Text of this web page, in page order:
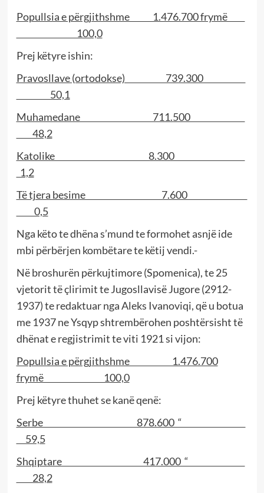
Popullsia e përgjithshme 1.476.700 frymë
100,0
Prej këtyre ishin:
Pravosllave (ortodokse) 739.300
50,1
Muhamedane 711.500
48,2
Katolike 8.300
1,2
Të tjera besime 7.600
0,5
Nga këto te dhëna s’mund te formohet asnjë ide
mbi përbërjen kombëtare te këtij vendi.-
Në broshurën përkujtimore (Spomenica), te 25
vjetorit të çlirimit te Jugosllavisë Jugore (2912-
1937) te redaktuar nga Aleks Ivanoviqi, që u botua
me 1937 ne Ysqyp shtrembërohen poshtërsisht të
dhënat e regjistrimit te viti 1921 si vijon:
Popullsia e përgjithshme 1.476.700
frymë 100,0
Prej këtyre thuhet se kanë qenë:
Serbe 878.600 “
59,5
Shqiptare 417.000 “
28,2